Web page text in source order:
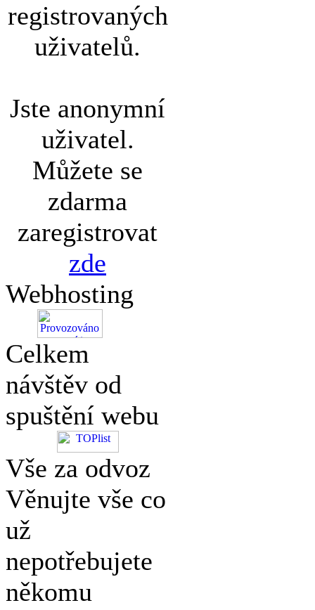
registrovaných
uživatelů.
Jste anonymní
uživatel.
Můžete se
zdarma
zaregistrovat
zde
Webhosting
Celkem
návštěv od
spuštění webu
Vše za odvoz
Věnujte vše co
už
nepotřebujete
někomu